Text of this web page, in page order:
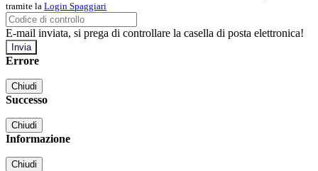
tramite la Login Spaggiari
E-mail inviata, si prega di controllare la casella di posta elettronica!
Errore
Chiudi
Successo
Chiudi
Informazione
Chiudi